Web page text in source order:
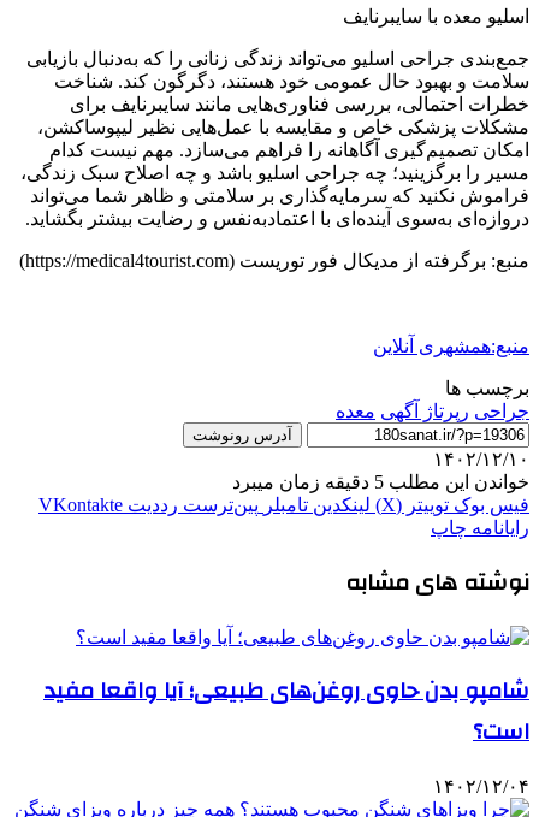
اسلیو معده با سایبرنایف
جمع‌بندی جراحی اسلیو می‌تواند زندگی زنانی را که به‌دنبال بازیابی
سلامت و بهبود حال عمومی خود هستند، دگرگون کند. شناخت
خطرات احتمالی، بررسی فناوری‌هایی مانند سایبرنایف برای
مشکلات پزشکی خاص و مقایسه با عمل‌هایی نظیر لیپوساکشن،
امکان تصمیم‌گیری آگاهانه را فراهم می‌سازد. مهم نیست کدام
مسیر را برگزینید؛ چه جراحی اسلیو باشد و چه اصلاح سبک زندگی،
فراموش نکنید که سرمایه‌گذاری بر سلامتی و ظاهر شما می‌تواند
دروازه‌ای به‌سوی آینده‌ای با اعتمادبه‌نفس و رضایت بیشتر بگشاید.
منبع: برگرفته از مدیکال فور توریست (https://medical4tourist.com)
منبع:همشهری آنلاین
برچسب ها
جراحی رپرتاژ آگهی معده
آدرس رونوشت
۱۴۰۲/۱۲/۱۰
خواندن این مطلب 5 دقیقه زمان میبرد
فیس بوک توییتر (X) لینکدین ‫تامبلر ‫پین‌ترست ‫رددیت ‫VKontakte
رایانامه چاپ
نوشته های مشابه
شامپو بدن حاوی روغن‌های طبیعی؛ آیا واقعا مفید
است؟
۱۴۰۲/۱۲/۰۴